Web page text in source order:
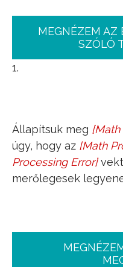
MEGNÉZEM AZ
SZÓLÓ
1.
Állapítsuk meg [Math
x
úgy, hogy az [Math
a_=
(x,3)
Processing Error]
merőlegesek